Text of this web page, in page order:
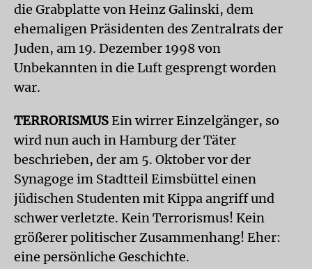
die Grabplatte von Heinz Galinski, dem
ehemaligen Präsidenten des Zentralrats der
Juden, am 19. Dezember 1998 von
Unbekannten in die Luft gesprengt worden
war.
TERRORISMUSEin wirrer Einzelgänger, so
wird nun auch in Hamburg der Täter
beschrieben, der am 5. Oktober vor der
Synagoge im Stadtteil Eimsbüttel einen
jüdischen Studenten mit Kippa angriff und
schwer verletzte. Kein Terrorismus! Kein
größerer politischer Zusammenhang! Eher:
eine persönliche Geschichte.